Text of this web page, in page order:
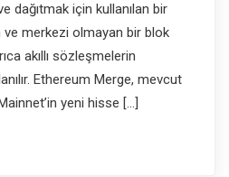
dağıtmak için kullanılan bir
ve merkezi olmayan bir blok
akıllı sözleşmelerin
Ethereum Merge, mevcut
yeni hisse […]